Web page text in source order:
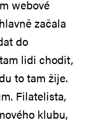
webové
začala
do
lidi chodit,
to tam žije.
Filatelista,
klubu,